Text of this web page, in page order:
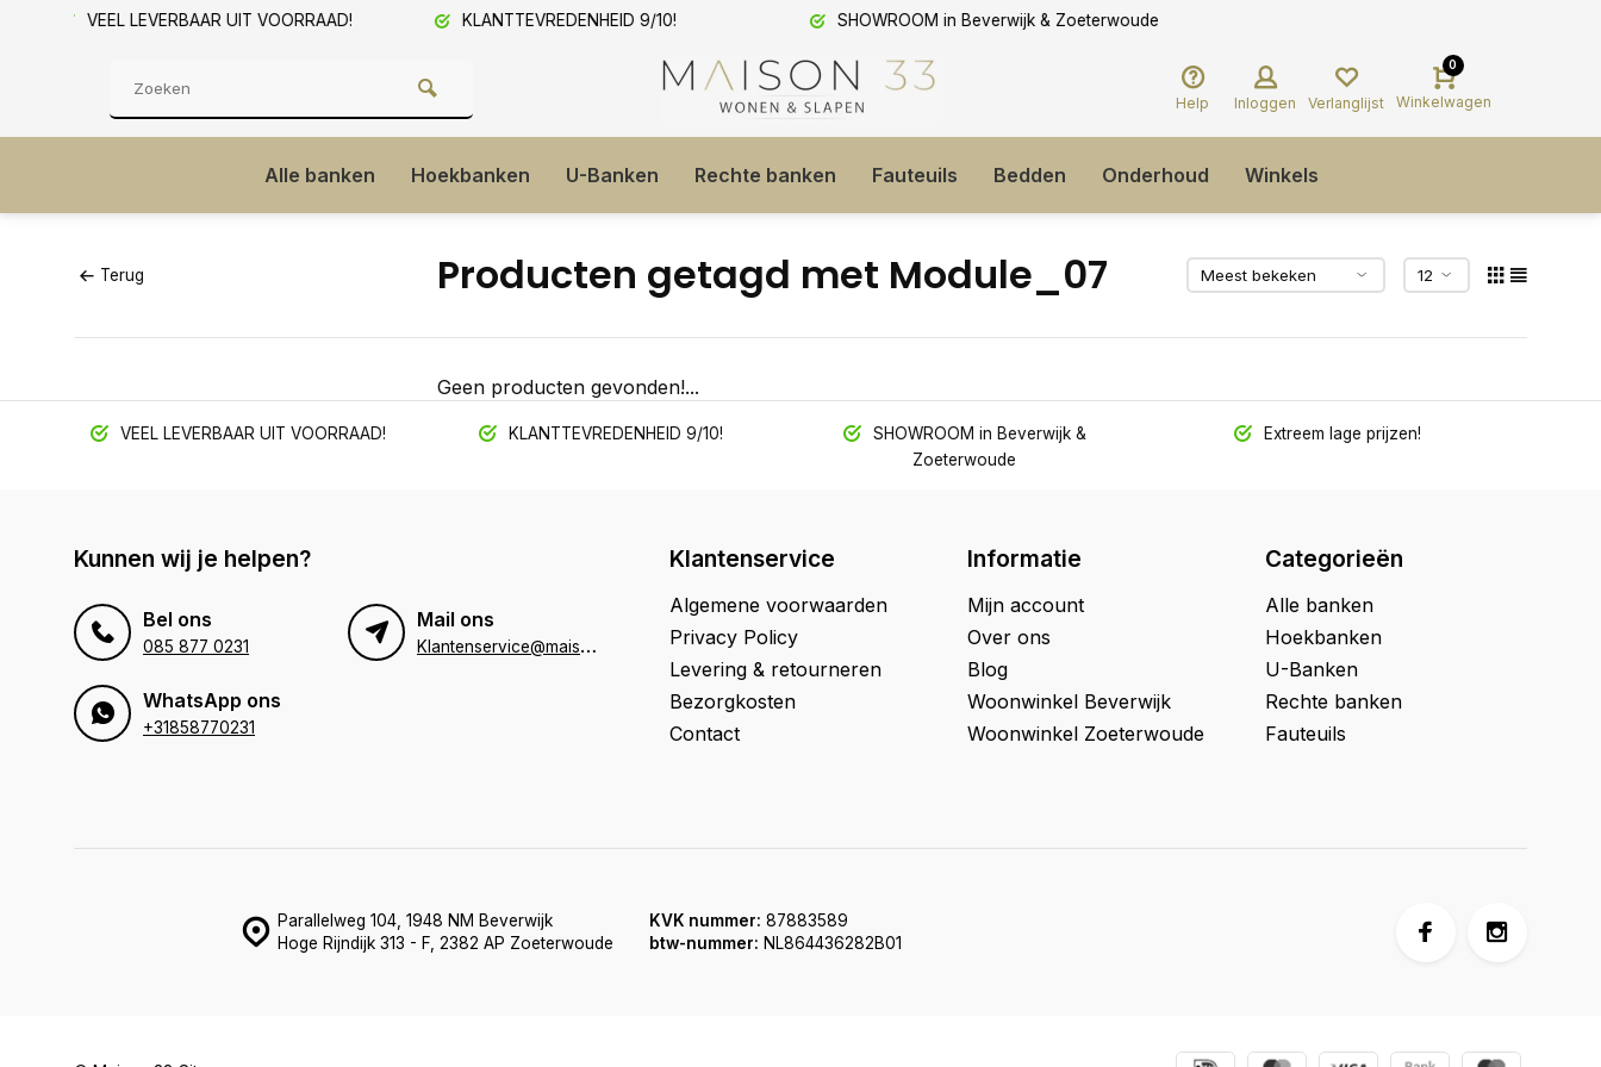
KLANTTEVREDENHEID 9/10! SHOWROOM in Beverwijk & Zoeterwoude Extreem lage prijzen!
Help Inloggen Verlanglijst
0
Winkelwagen
Alle banken Hoekbanken U-Banken Rechte banken Fauteuils Bedden Onderhoud Winkels
Terug Producten getagd met Module_07
Geen producten gevonden!...
VEEL LEVERBAAR UIT VOORRAAD! KLANTTEVREDENHEID 9/10!
SHOWROOM in Beverwijk &
Zoeterwoude
Extreem lage prijzen!
Kunnen wij je helpen?
Bel ons
085 877 0231
Mail ons
K
lantenservice@maison33.nl
WhatsApp ons
+31858770231
Klantenservice
Algemene voorwaarden
Privacy Policy
Levering & retourneren
Bezorgkosten
Contact
Informatie
Mijn account
Over ons
Blog
Woonwinkel Beverwijk
Woonwinkel Zoeterwoude
Categorieën
Alle banken
Hoekbanken
U-Banken
Rechte banken
Fauteuils
Parallelweg 104, 1948 NM Beverwijk
Hoge Rijndijk 313 - F, 2382 AP Zoeterwoude
KVK nummer: 87883589
btw-nummer: NL864436282B01